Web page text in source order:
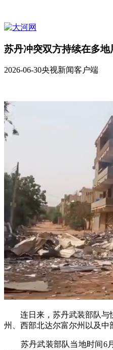
苏丹冲突双方持续在多
2026-06-30央视新闻客户端
连日来，苏丹武装部队与
州、西部北达尔富尔州以及中
苏丹武装部队当地时间6月